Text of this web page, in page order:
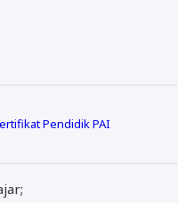
Pendidik PAI